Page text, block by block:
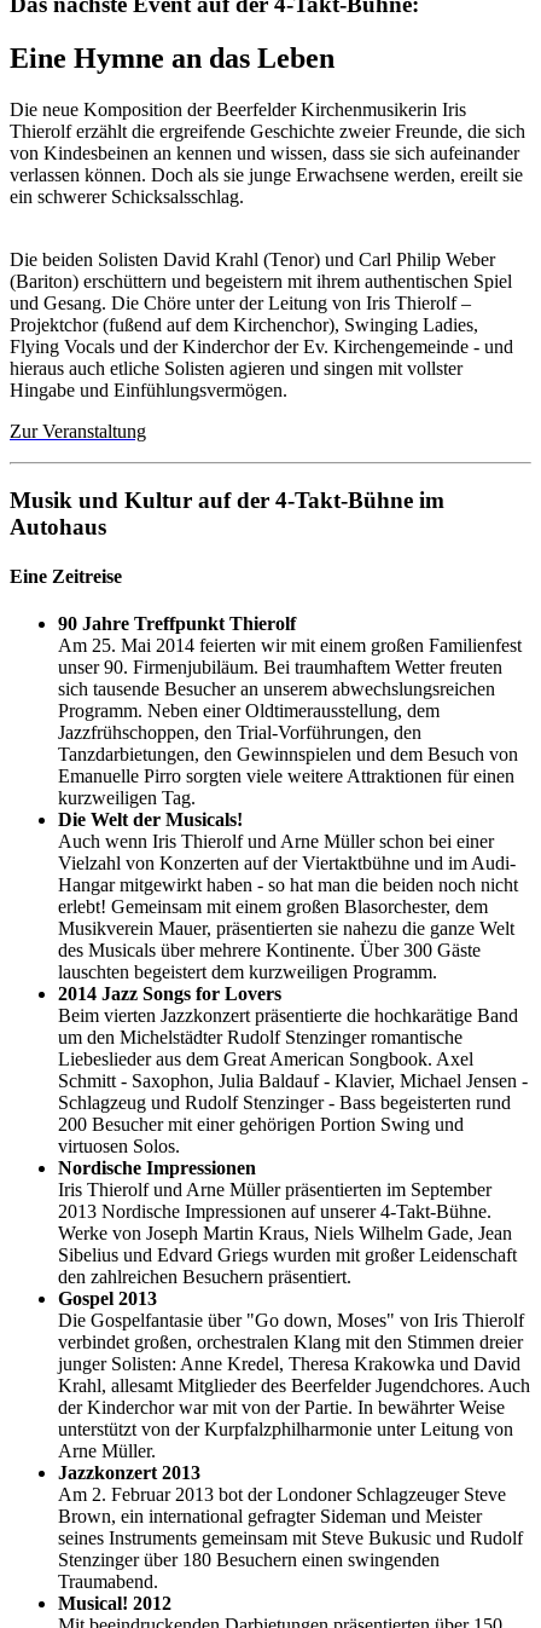
Eine Hymne an das Leben
Die neue Komposition der Beerfelder Kirchenmusikerin Iris
Thierolf erzählt die ergreifende Geschichte zweier Freunde, die sich
von Kindesbeinen an kennen und wissen, dass sie sich aufeinander
verlassen können. Doch als sie junge Erwachsene werden, ereilt sie
ein schwerer Schicksalsschlag.
Die beiden Solisten David Krahl (Tenor) und Carl Philip Weber
(Bariton) erschüttern und begeistern mit ihrem authentischen Spiel
und Gesang. Die Chöre unter der Leitung von Iris Thierolf –
Projektchor (fußend auf dem Kirchenchor), Swinging Ladies,
Flying Vocals und der Kinderchor der Ev. Kirchengemeinde - und
hieraus auch etliche Solisten agieren und singen mit vollster
Hingabe und Einfühlungsvermögen.
Zur Veranstaltung
Musik und Kultur auf der 4-Takt-Bühne im
Autohaus
Eine Zeitreise
90 Jahre Treffpunkt Thierolf
Am 25. Mai 2014 feierten wir mit einem großen Familienfest
unser 90. Firmenjubiläum. Bei traumhaftem Wetter freuten
sich tausende Besucher an unserem abwechslungsreichen
Programm. Neben einer Oldtimerausstellung, dem
Jazzfrühschoppen, den Trial-Vorführungen, den
Tanzdarbietungen, den Gewinnspielen und dem Besuch von
Emanuelle Pirro sorgten viele weitere Attraktionen für einen
kurzweiligen Tag.
Die Welt der Musicals!
Auch wenn Iris Thierolf und Arne Müller schon bei einer
Vielzahl von Konzerten auf der Viertaktbühne und im Audi-
Hangar mitgewirkt haben - so hat man die beiden noch nicht
erlebt! Gemeinsam mit einem großen Blasorchester, dem
Musikverein Mauer, präsentierten sie nahezu die ganze Welt
des Musicals über mehrere Kontinente. Über 300 Gäste
lauschten begeistert dem kurzweiligen Programm.
2014 Jazz Songs for Lovers
Beim vierten Jazzkonzert präsentierte die hochkarätige Band
um den Michelstädter Rudolf Stenzinger romantische
Liebeslieder aus dem Great American Songbook. Axel
Schmitt - Saxophon, Julia Baldauf - Klavier, Michael Jensen -
Schlagzeug und Rudolf Stenzinger - Bass begeisterten rund
200 Besucher mit einer gehörigen Portion Swing und
virtuosen Solos.
Nordische Impressionen
Iris Thierolf und Arne Müller präsentierten im September
2013 Nordische Impressionen auf unserer 4-Takt-Bühne.
Werke von Joseph Martin Kraus, Niels Wilhelm Gade, Jean
Sibelius und Edvard Griegs wurden mit großer Leidenschaft
den zahlreichen Besuchern präsentiert.
Gospel 2013
Die Gospelfantasie über "Go down, Moses" von Iris Thierolf
verbindet großen, orchestralen Klang mit den Stimmen dreier
junger Solisten: Anne Kredel, Theresa Krakowka und David
Krahl, allesamt Mitglieder des Beerfelder Jugendchores. Auch
der Kinderchor war mit von der Partie. In bewährter Weise
unterstützt von der Kurpfalzphilharmonie unter Leitung von
Arne Müller.
Jazzkonzert 2013
Am 2. Februar 2013 bot der Londoner Schlagzeuger Steve
Brown, ein international gefragter Sideman und Meister
seines Instruments gemeinsam mit Steve Bukusic und Rudolf
Stenzinger über 180 Besuchern einen swingenden
Traumabend.
Musical! 2012